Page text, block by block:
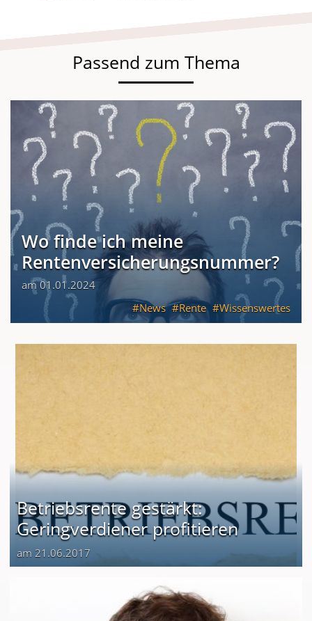
Passend zum Thema
Wo finde ich meine
Rentenversicherungsnummer?
am 01.01.2024
News
Rente Wissenswertes
Betriebsrente gestärkt:
Geringverdiener profitieren
am 21.06.2017